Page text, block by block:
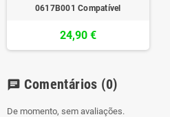
0617B001 Compatível
24,90 €
chat Comentários (0)
De momento, sem avaliações.